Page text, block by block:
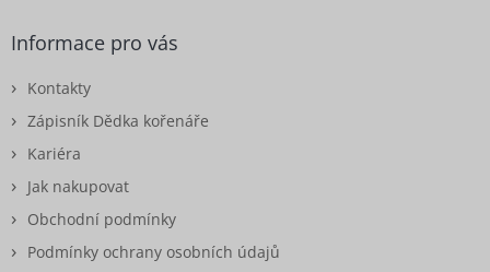
Informace pro vás
Kontakty
Zápisník Dědka kořenáře
Kariéra
Jak nakupovat
Obchodní podmínky
Podmínky ochrany osobních údajů